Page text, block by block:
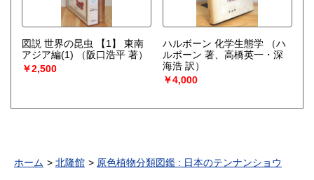
図説 世界の昆虫 【1】 東南
アジア編(1)
（阪口浩平 著）
￥2,500
ハルボーン 化学生態学
（ハ
ルボーン 著、高橋英一・深
海浩 訳）
￥4,000
ホーム 北隆館 原色植物分類図鑑 : 日本のテンナンショウ